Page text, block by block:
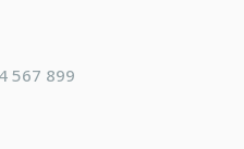
567 899